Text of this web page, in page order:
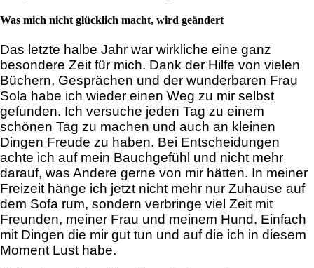
Was mich nicht glücklich macht, wird geändert
Das letzte halbe Jahr war wirkliche eine ganz
besondere Zeit für mich. Dank der Hilfe von vielen
Büchern, Gesprächen und der wunderbaren Frau
Sola habe ich wieder einen Weg zu mir selbst
gefunden. Ich versuche jeden Tag zu einem
schönen Tag zu machen und auch an kleinen
Dingen Freude zu haben. Bei Entscheidungen
achte ich auf mein Bauchgefühl und nicht mehr
darauf, was Andere gerne von mir hätten. In meiner
Freizeit hänge ich jetzt nicht mehr nur Zuhause auf
dem Sofa rum, sondern verbringe viel Zeit mit
Freunden, meiner Frau und meinem Hund. Einfach
mit Dingen die mir gut tun und auf die ich in diesem
Moment Lust habe.